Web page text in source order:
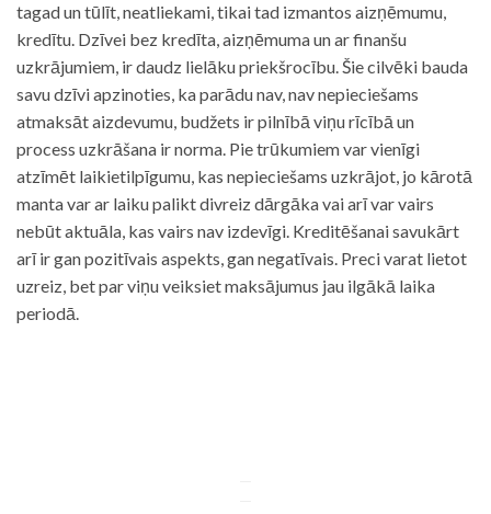
tagad un tūlīt, neatliekami, tikai tad izmantos aizņēmumu,
kredītu. Dzīvei bez kredīta, aizņēmuma un ar finanšu
uzkrājumiem, ir daudz lielāku priekšrocību. Šie cilvēki bauda
savu dzīvi apzinoties, ka parādu nav, nav nepieciešams
atmaksāt aizdevumu, budžets ir pilnībā viņu rīcībā un
process uzkrāšana ir norma. Pie trūkumiem var vienīgi
atzīmēt laikietilpīgumu, kas nepieciešams uzkrājot, jo kārotā
manta var ar laiku palikt divreiz dārgāka vai arī var vairs
nebūt aktuāla, kas vairs nav izdevīgi. Kreditēšanai savukārt
arī ir gan pozitīvais aspekts, gan negatīvais. Preci varat lietot
uzreiz, bet par viņu veiksiet maksājumus jau ilgākā laika
periodā.